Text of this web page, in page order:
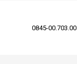
0845-00.703.00